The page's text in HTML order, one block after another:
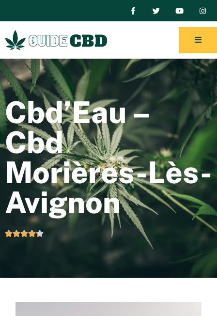
Cbd’Eau –
Cbd
Morières-Lès-
Avignon
